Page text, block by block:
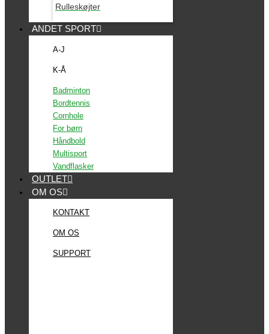
Rulleskøjter
ANDET SPORT
A-J
K-Å
Badminton
Bordtennis
Cornhole
For børn
Håndbold
Multisport
Vandflasker
OUTLET
OM OS
KONTAKT
OM OS
SUPPORT